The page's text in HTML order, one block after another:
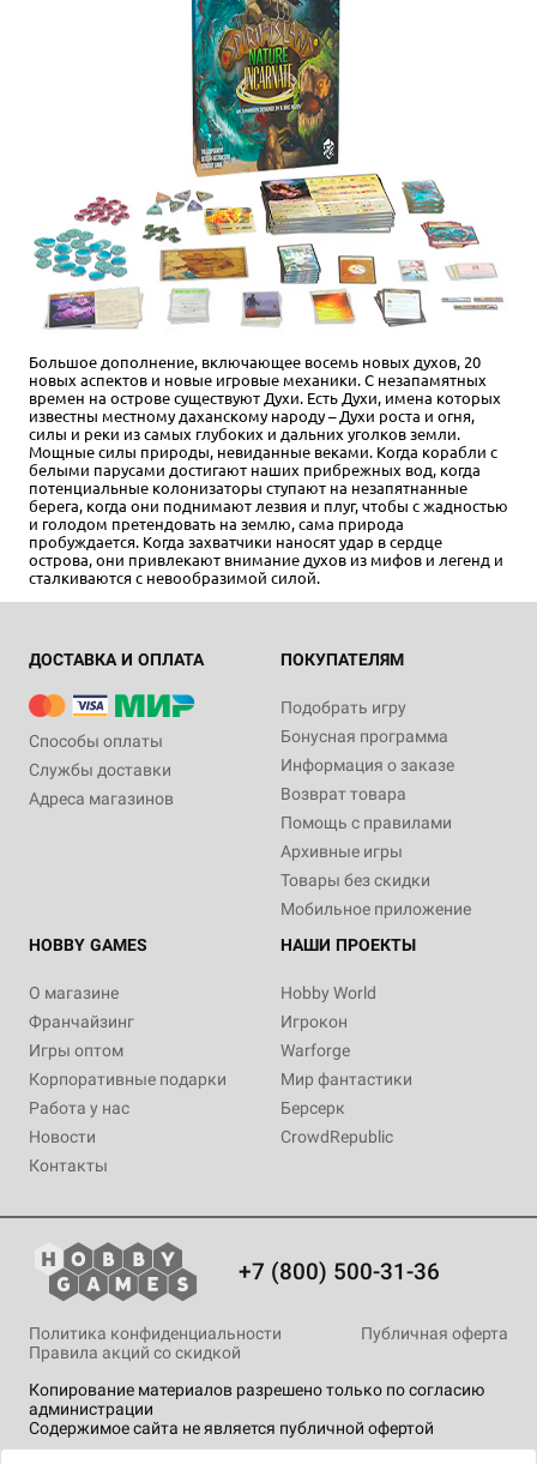
Большое дополнение, включающее восемь новых духов, 20
новых аспектов и новые игровые механики. С незапамятных
времен на острове существуют Духи. Есть Духи, имена которых
известны местному даханскому народу – Духи роста и огня,
силы и реки из самых глубоких и дальних уголков земли.
Мощные силы природы, невиданные веками. Когда корабли с
белыми парусами достигают наших прибрежных вод, когда
потенциальные колонизаторы ступают на незапятнанные
берега, когда они поднимают лезвия и плуг, чтобы с жадностью
и голодом претендовать на землю, сама природа
пробуждается. Когда захватчики наносят удар в сердце
острова, они привлекают внимание духов из мифов и легенд и
сталкиваются с невообразимой силой.
ДОСТАВКА И ОПЛАТА
Способы оплаты
Службы доставки
Адреса магазинов
ПОКУПАТЕЛЯМ
Подобрать игру
Бонусная программа
Информация о заказе
Возврат товара
Помощь с правилами
Архивные игры
Товары без скидки
Мобильное приложение
HOBBY GAMES
О магазине
Франчайзинг
Игры оптом
Корпоративные подарки
Работа у нас
Новости
Контакты
НАШИ ПРОЕКТЫ
Hobby World
Игрокон
Warforge
Мир фантастики
Берсерк
CrowdRepublic
+7 (800) 500-31-36
Копирование материалов разрешено только по согласию
администрации
Содержимое сайта не является публичной офертой
Политика конфиденциальности
Публичная оферта
Правила акций со скидкой